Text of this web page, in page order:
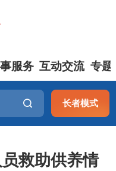
服务 互动交流 专题
长者模式
救助供养情